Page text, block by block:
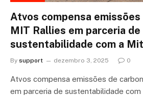
Atvos compensa
MIT Rallies em parceria de
sustentabilidade com a
By support dezembro 3, 2025 0
Atvos compensa emissões de
em parceria de sustentabilidade